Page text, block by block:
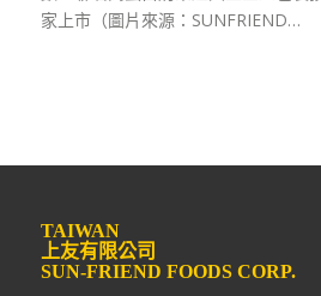
家上市（圖片來源：SUNFRIEND…
TAIWAN
上友有限公司
SUN-FRIEND FOODS CORP.